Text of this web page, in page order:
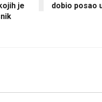
je
dobio posao